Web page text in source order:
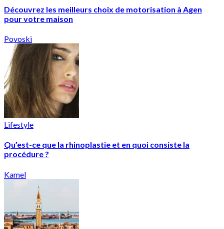
Découvrez les meilleurs choix de motorisation à Agen
pour votre maison
Povoski
Lifestyle
Qu’est-ce que la rhinoplastie et en quoi consiste la
procédure ?
Kamel